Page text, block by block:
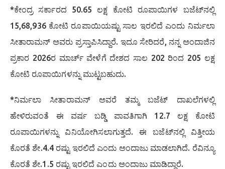
*ಕೇಂದ್ರ ಸರ್ಕಾರದ 50.65 ಲಕ್ಷ ಕೋಟಿ ರೂಪಾಯಿಗಳ ಬಜೆಟ್‌ನಲ್ಲಿ
15,68,936 ಕೋಟಿ ರೂಪಾಯಿಯಷ್ಟು ಸಾಲ ಇರಲಿದೆ ಎಂದು ನಿರ್ಮಲಾ
ಸೀತಾರಾಮನ್ ಅವರು ಪ್ರಸ್ತಾಪಿಸಿದ್ದಾರೆ. ಇದೂ ಸೇರಿದರೆ, ನನ್ನ ಅಂದಾಜಿನ
ಪ್ರಕಾರ 2026ರ ಮಾರ್ಚ್ ವೇಳೆಗೆ ದೇಶದ ಸಾಲ 202 ರಿಂದ 205 ಲಕ್ಷ
ಕೋಟಿ ರೂಪಾಯಿಗಳನ್ನು ಮುಟ್ಟಬಹುದು.
*ನಿರ್ಮಲಾ ಸೀತಾರಾಮನ್ ಅವರೆ ತಮ್ಮ ಬಜೆಟ್ ದಾಖಲೆಗಳಲ್ಲಿ
ಹೇಳಿರುವಂತೆ ಈ ವರ್ಷ ಬಡ್ಡಿ ಪಾವತಿಗಾಗಿ 12.7 ಲಕ್ಷ ಕೋಟಿ
ರೂಪಾಯಿಗಳನ್ನು ವಿನಿಯೋಗಿಸಲಾಗುತ್ತದೆ. ಈ ಬಜೆಟ್‌ನಲ್ಲಿ ವಿತ್ತೀಯ
ಕೊರತೆ ಶೇ.4.4 ರಷ್ಟು ಇರಲಿದೆ ಎಂದು ಅಂದಾಜು ಮಾಡಲಾಗಿದೆ. ರೆವಿನ್ಯೂ
ಕೊರತೆ ಶೇ.1.5 ರಷ್ಟು ಇರಲಿದೆ ಎಂದು ಅಂದಾಜು ಮಾಡಿದ್ದಾರೆ.